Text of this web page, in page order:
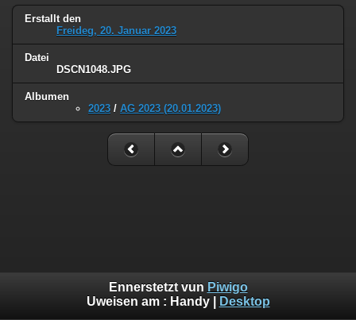
Erstallt den
Freideg, 20. Januar 2023
Datei
DSCN1048.JPG
Albumen
2023 / AG 2023 (20.01.2023)
Ennerstetzt vun Piwigo
Uweisen am : Handy| Desktop